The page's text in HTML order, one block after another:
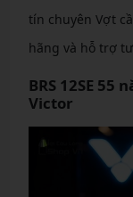
tín chuyên Vợt
hãng và hỗ trợ
BRS 12SE 55
Victor